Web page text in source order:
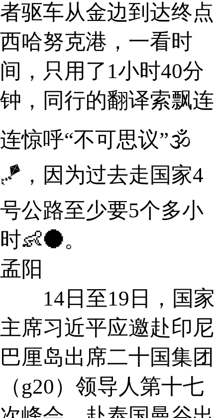
者驱车从金边到达终点
西哈努克港，一看时
间，只用了1小时40分
钟，同行的翻译索飘连
连惊呼“不可思议”🕉
🪁，因为过去走国家4
号公路至少要5个多小
时👶🌑。
孟阳
14日至19日，国家
主席习近平应邀赴印尼
巴厘岛出席二十国集团
（g20）领导人第十七